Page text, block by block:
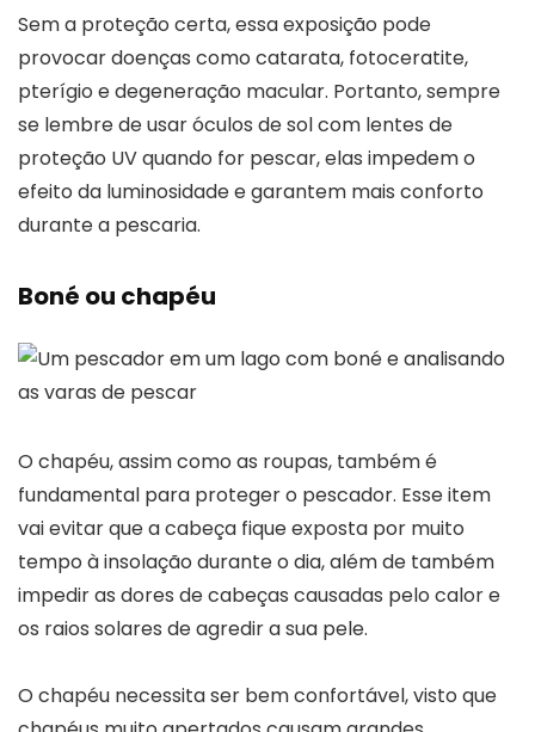
Sem a proteção certa, essa exposição pode
provocar doenças como catarata, fotoceratite,
pterígio e degeneração macular. Portanto, sempre
se lembre de usar óculos de sol com lentes de
proteção UV quando for pescar, elas impedem o
efeito da luminosidade e garantem mais conforto
durante a pescaria.
Boné ou chapéu
O chapéu, assim como as roupas, também é
fundamental para proteger o pescador. Esse item
vai evitar que a cabeça fique exposta por muito
tempo à insolação durante o dia, além de também
impedir as dores de cabeças causadas pelo calor e
os raios solares de agredir a sua pele.
O chapéu necessita ser bem confortável, visto que